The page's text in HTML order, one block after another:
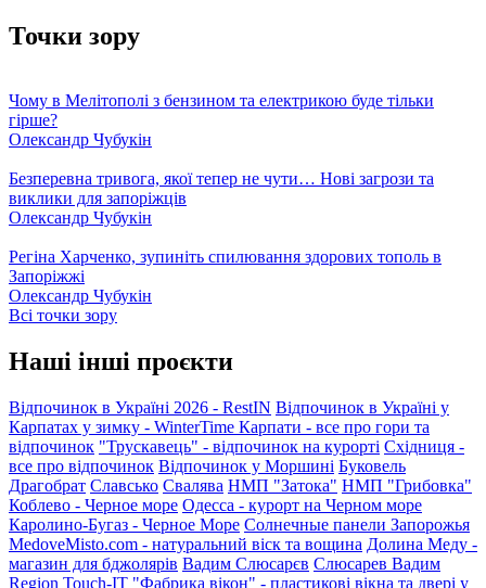
Точки зору
Чому в Мелітополі з бензином та електрикою буде тільки
гірше?
Олександр Чубукін
Безперевна тривога, якої тепер не чути… Нові загрози та
виклики для запоріжців
Олександр Чубукін
Регіна Харченко, зупиніть спилювання здорових тополь в
Запоріжжі
Олександр Чубукін
Всі точки зору
Наші інші проєкти
Відпочинок в Україні 2026 - RestIN Відпочинок в Україні у
Карпатах у зимку - WinterTime Карпати - все про гори та
відпочинок "Трускавець" - відпочинок на курорті Східниця -
все про відпочинок Відпочинок у Моршині Буковель
Драгобрат Славсько Свалява НМП "Затока" НМП "Грибовка"
Коблево - Черное море Одесса - курорт на Черном море
Каролино-Бугаз - Черное Море Солнечные панели Запорожья
MedoveMisto.com - натуральний віск та вощина Долина Меду -
магазин для бджолярів Вадим Слюсарєв Слюсарев Вадим
Region Touch-IT "Фабрика вікон" - пластикові вікна та двері у